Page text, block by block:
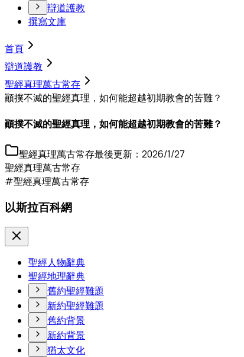
辯道護教
撰寫文庫
首頁
辯道護教
聖經真理萬古常存
顚撲不滅的聖經真理，如何能超越初期教會的苦難？
顚撲不滅的聖經真理，如何能超越初期教會的苦難？
聖經真理萬古常存最後更新： 2026/1/27
聖經真理萬古常存
#聖經真理萬古常存
以斯拉百科網
聖經人物辭典
聖經地理辭典
舊約聖經難題
新約聖經難題
舊約背景
新約背景
猶太文化